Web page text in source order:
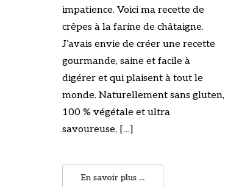
impatience. Voici ma recette de
crêpes à la farine de châtaigne.
J’avais envie de créer une recette
gourmande, saine et facile à
digérer et qui plaisent à tout le
monde. Naturellement sans gluten,
100 % végétale et ultra
savoureuse, […]
En savoir plus ...